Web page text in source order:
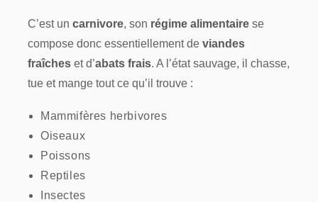
C’est un carnivore, son régime alimentaire se
compose donc essentiellement de viandes
fraîches et d’abats frais. A l’état sauvage, il chasse,
tue et mange tout ce qu’il trouve :
Mammifères herbivores
Oiseaux
Poissons
Reptiles
Insectes